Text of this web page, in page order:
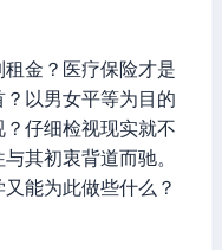
租金？医疗保险才是
以男女平等为目的
仔细检视现实就不
其初衷背道而驰。
能为此做些什么？